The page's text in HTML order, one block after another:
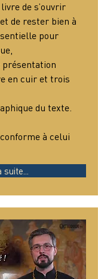
de s’ouvrir
de rester bien à
pour
présentation
en cuir et trois
du texte.
à celui